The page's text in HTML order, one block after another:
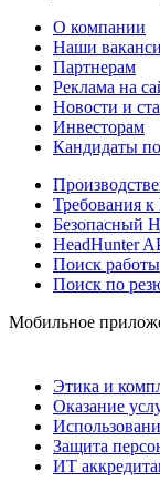
О компании
Наши
Партнерам
Реклама на
Новости и
Инвесторам
Кандидаты
Требования
Безопасный
HeadHunter
Поиск работы
Поиск по
Мобильное
Этика и
Оказание
Защита
ИТ